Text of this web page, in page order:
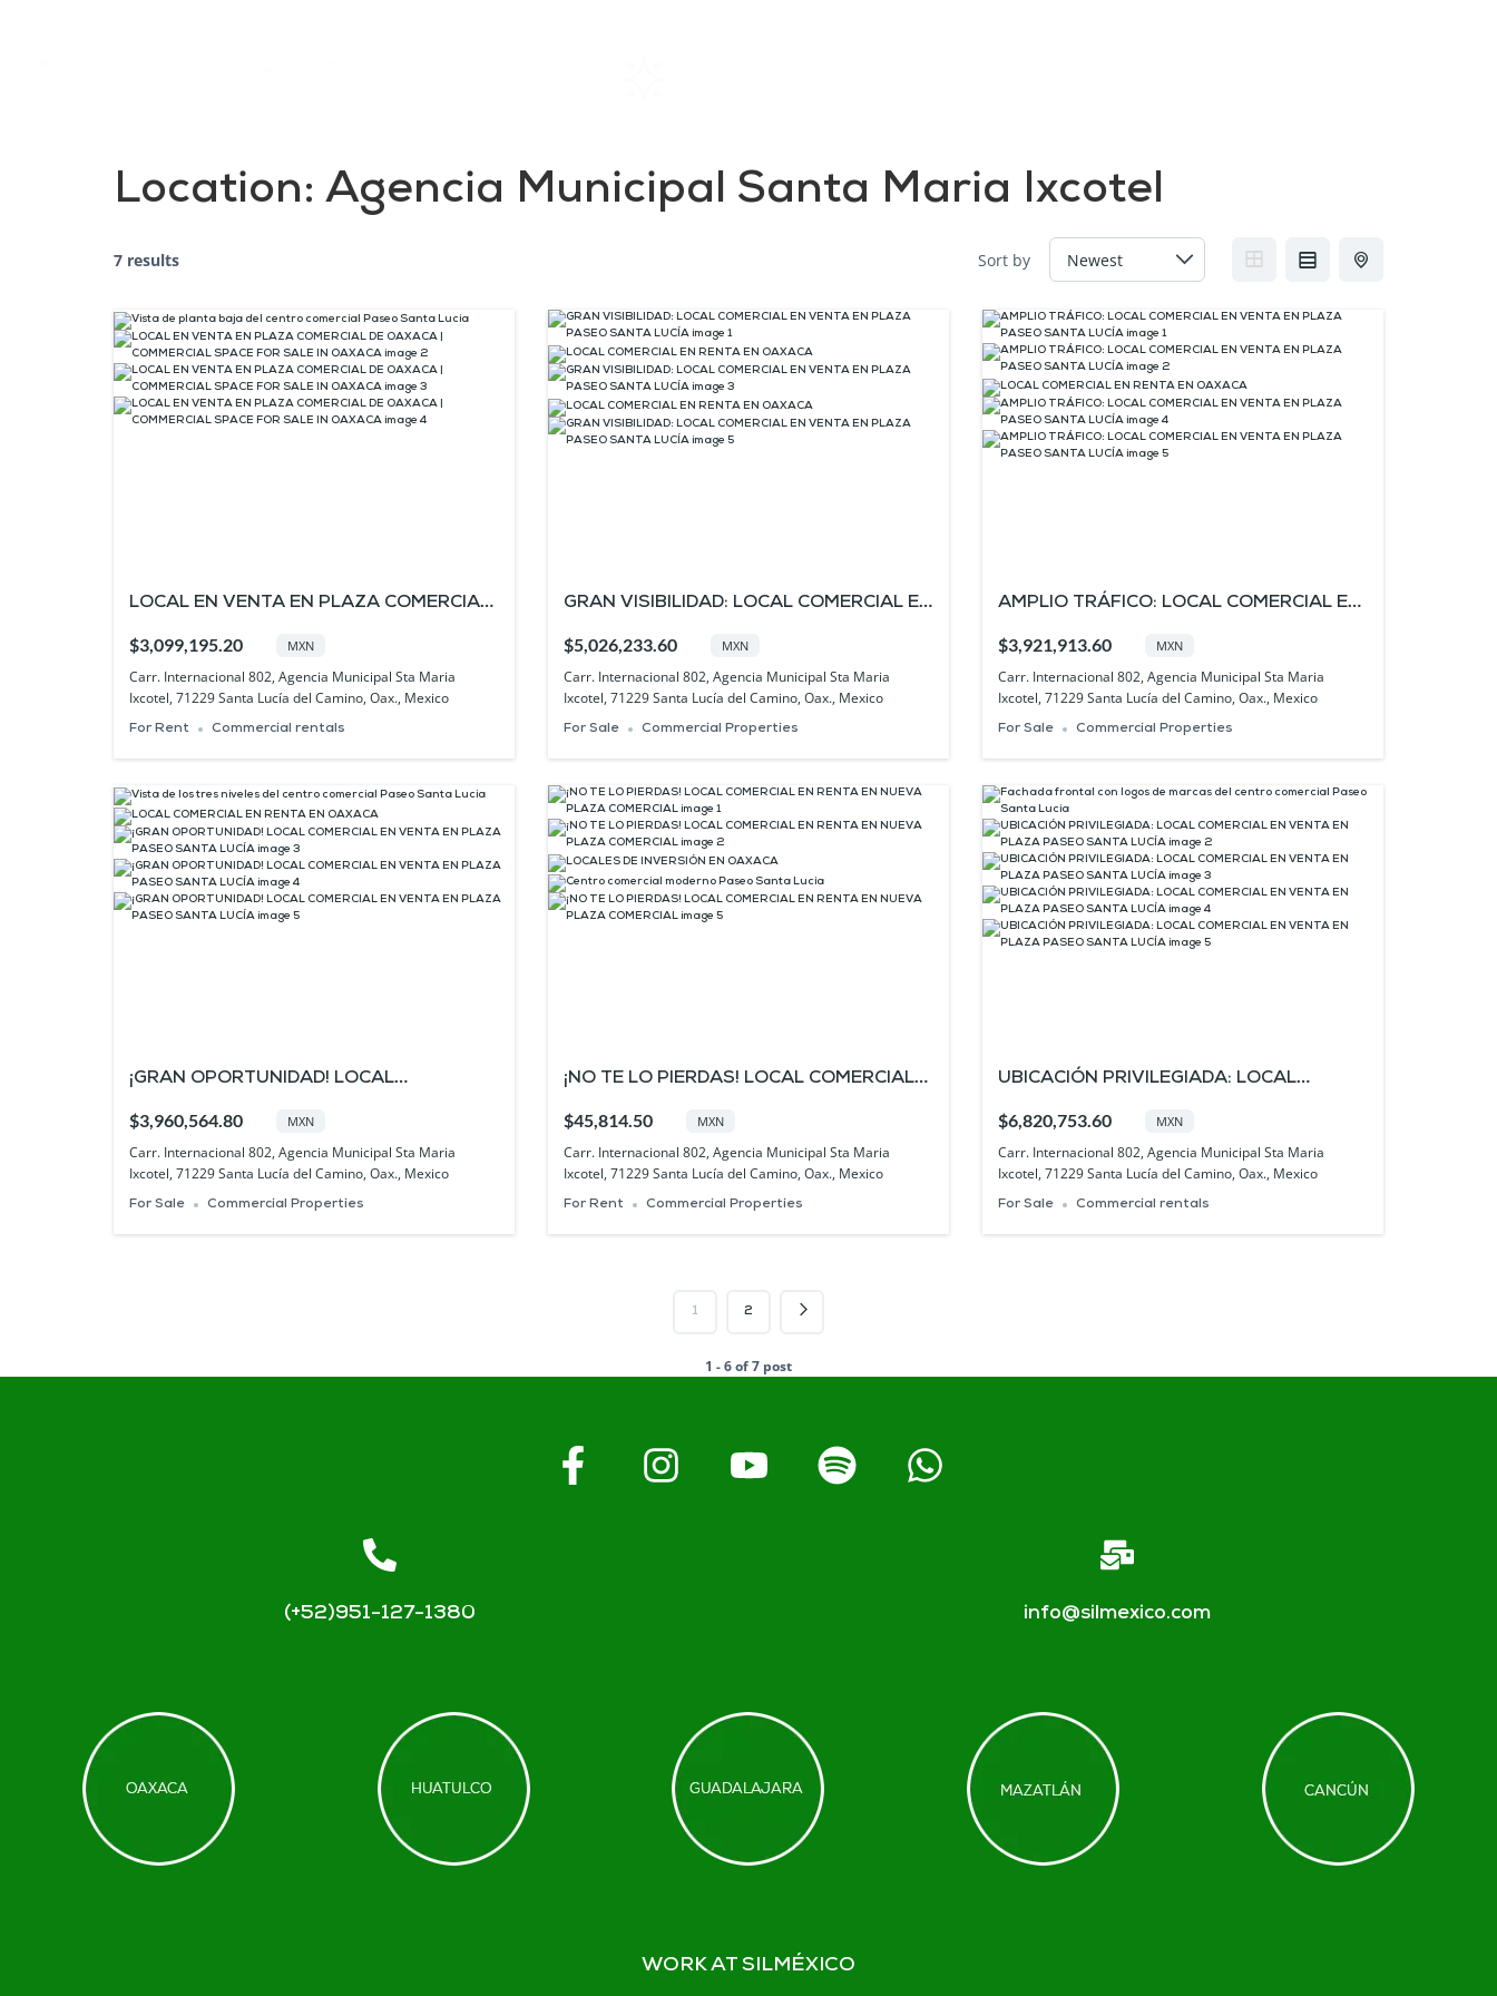
Location: Agencia Municipal Santa Maria Ixcotel
7 results Sort by
LOCAL EN VENTA EN PLAZA COMERCIAL
DE OAXACA | COMMERCIAL SPACE FOR
$3,099,195.20 MXN
Carr. Internacional 802, Agencia Municipal Sta Maria
Ixcotel, 71229 Santa Lucía del Camino, Oax., Mexico
For Rent Commercial rentals
GRAN VISIBILIDAD: LOCAL COMERCIAL EN
VENTA EN PLAZA PASEO SANTA LUCÍA
$5,026,233.60 MXN
Carr. Internacional 802, Agencia Municipal Sta Maria
Ixcotel, 71229 Santa Lucía del Camino, Oax., Mexico
For Sale Commercial Properties
AMPLIO TRÁFICO: LOCAL COMERCIAL EN
VENTA EN PLAZA PASEO SANTA LUCÍA
$3,921,913.60 MXN
Carr. Internacional 802, Agencia Municipal Sta Maria
Ixcotel, 71229 Santa Lucía del Camino, Oax., Mexico
For Sale Commercial Properties
¡GRAN OPORTUNIDAD! LOCAL
COMERCIAL EN VENTA EN PLAZA PASEO
$3,960,564.80 MXN
Carr. Internacional 802, Agencia Municipal Sta Maria
Ixcotel, 71229 Santa Lucía del Camino, Oax., Mexico
For Sale Commercial Properties
¡NO TE LO PIERDAS! LOCAL COMERCIAL
EN RENTA EN NUEVA PLAZA COMERCIAL
$45,814.50 MXN
Carr. Internacional 802, Agencia Municipal Sta Maria
Ixcotel, 71229 Santa Lucía del Camino, Oax., Mexico
For Rent Commercial Properties
UBICACIÓN PRIVILEGIADA: LOCAL
COMERCIAL EN VENTA EN PLAZA PASEO
$6,820,753.60 MXN
Carr. Internacional 802, Agencia Municipal Sta Maria
Ixcotel, 71229 Santa Lucía del Camino, Oax., Mexico
For Sale Commercial rentals
1 2
1 - 6 of 7 post
(+52)951-127-1380 info@silmexico.com
WORK AT SILMÉXICO